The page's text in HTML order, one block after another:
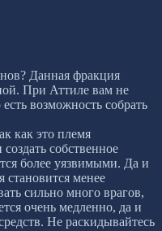
Данная фракция
При Аттиле вам не
возможность собрать
как это племя
собственное
более уязвимыми. Да и
становится менее
сильно много врагов,
очень медленно, да и
Не раскидывайтесь